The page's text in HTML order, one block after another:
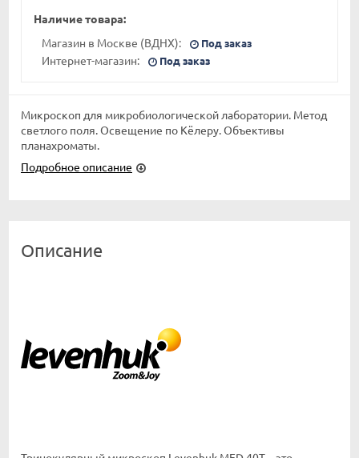
Наличие товара:
Магазин в Москве (ВДНХ):
Под заказ
Интернет-магазин: Под заказ
Микроскоп для микробиологической лаборатории. Метод
светлого поля. Освещение по Кёлеру. Объективы
планахроматы.
Подробное описание
Описание